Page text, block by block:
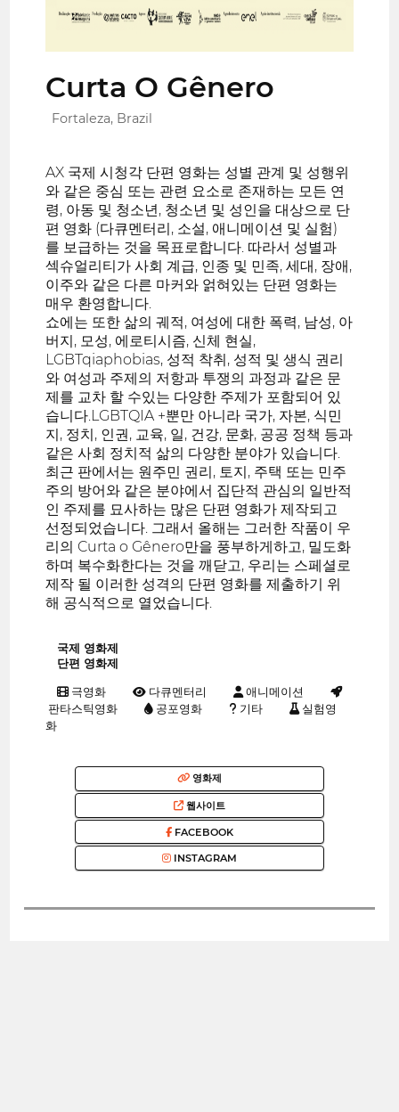
Curta O Gênero
Fortaleza, Brazil
AX 국제 시청각 단편 영화는 성별 관계 및 성행위
와 같은 중심 또는 관련 요소로 존재하는 모든 연
령, 아동 및 청소년, 청소년 및 성인을 대상으로 단
편 영화 (다큐멘터리, 소설, 애니메이션 및 실험)
를 보급하는 것을 목표로합니다. 따라서 성별과
섹슈얼리티가 사회 계급, 인종 및 민족, 세대, 장애,
이주와 같은 다른 마커와 얽혀있는 단편 영화는
매우 환영합니다.
쇼에는 또한 삶의 궤적, 여성에 대한 폭력, 남성, 아
버지, 모성, 에로티시즘, 신체 현실,
LGBTqiaphobias, 성적 착취, 성적 및 생식 권리
와 여성과 주제의 저항과 투쟁의 과정과 같은 문
제를 교차 할 수있는 다양한 주제가 포함되어 있
습니다.LGBTQIA +뿐만 아니라 국가, 자본, 식민
지, 정치, 인권, 교육, 일, 건강, 문화, 공공 정책 등과
같은 사회 정치적 삶의 다양한 분야가 있습니다.
최근 판에서는 원주민 권리, 토지, 주택 또는 민주
주의 방어와 같은 분야에서 집단적 관심의 일반적
인 주제를 묘사하는 많은 단편 영화가 제작되고
선정되었습니다. 그래서 올해는 그러한 작품이 우
리의 Curta o Gênero만을 풍부하게하고, 밀도화
하며 복수화한다는 것을 깨닫고, 우리는 스페셜로
제작 될 이러한 성격의 단편 영화를 제출하기 위
해 공식적으로 열었습니다.
국제 영화제
단편 영화제
극영화 다큐멘터리
애니메이션
판타스틱영화
공포영화 기타
실험영
화
영화제
웹사이트
FACEBOOK
INSTAGRAM